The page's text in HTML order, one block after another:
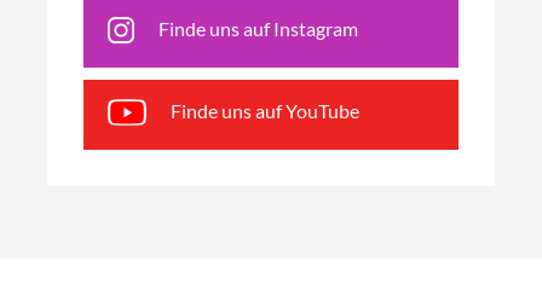
Finde uns auf Instagram
Finde uns auf YouTube